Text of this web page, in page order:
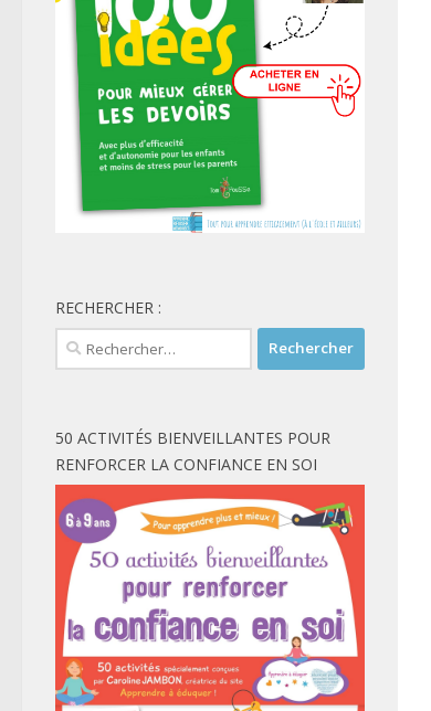
RECHERCHER :
Rechercher :
50 ACTIVITÉS BIENVEILLANTES POUR
RENFORCER LA CONFIANCE EN SOI